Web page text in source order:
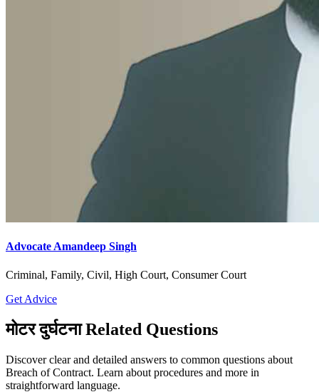
Advocate Amandeep Singh
Criminal, Family, Civil, High Court, Consumer Court
Get Advice
मोटर दुर्घटना Related Questions
Discover clear and detailed answers to common questions about
Breach of Contract. Learn about procedures and more in
straightforward language.